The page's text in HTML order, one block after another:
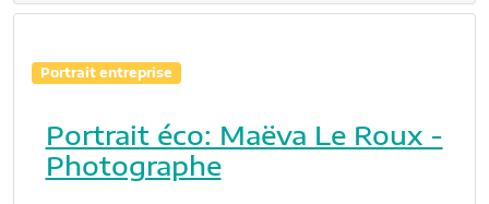
Portrait entreprise
Portrait éco: Maëva Le Roux -
Photographe